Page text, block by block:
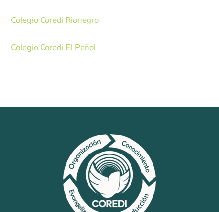
Colegio Coredi Rionegro
Colegio Coredi El Peñol